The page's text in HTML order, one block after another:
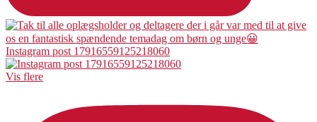
Instagram post 17916559125218060
Vis flere